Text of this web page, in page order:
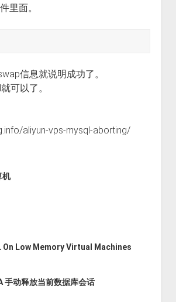
里面。
信息就说明成功了。
可以了。
aliyun-vps-mysql-aborting/
机
On Low Memory Virtual Machines
手动释放当前数据库会话